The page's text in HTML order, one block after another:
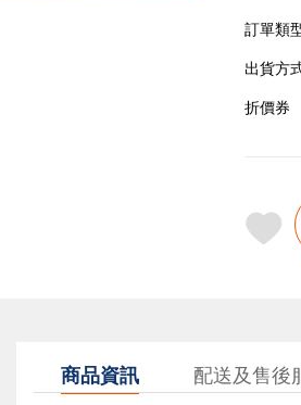
訂單類
出貨方
折價券
商品資訊 配送及售後